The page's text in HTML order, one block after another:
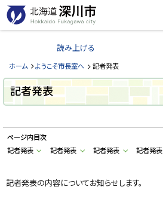
本
文
へ
ュ
へ
北
道
深
川
市
k
a
F
読み上げる
ホーム ようこそ市長室へ 記者発表
記者発表
ページ内目次
記者発表
記者発表 記者発表 記者発表
記者発表の内容についてお知らせします。